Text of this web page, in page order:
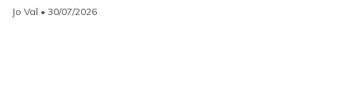
Jo Val • 30/07/2026